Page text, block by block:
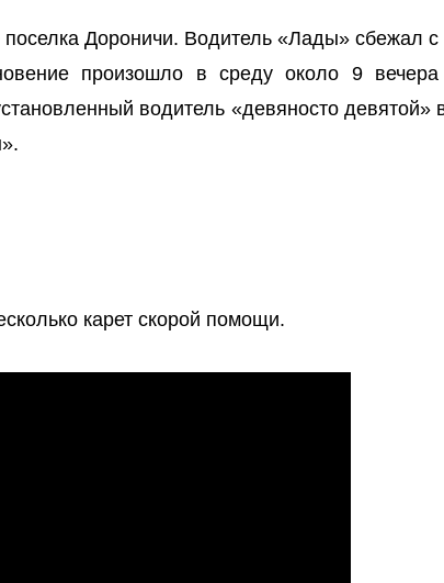
Дороничи. Водитель «Лады» сбежал
произошло в среду около 9
водитель «девяносто девятой»
карет скорой помощи.